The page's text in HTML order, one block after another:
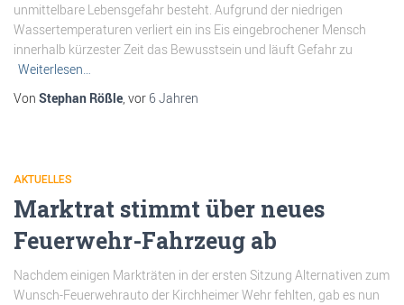
unmittelbare Lebensgefahr besteht. Aufgrund der niedrigen
Wassertemperaturen verliert ein ins Eis eingebrochener Mensch
innerhalb kürzester Zeit das Bewusstsein und läuft Gefahr zu
Weiterlesen…
Von Stephan Rößle, vor 6 Jahren
AKTUELLES
Marktrat stimmt über neues
Feuerwehr-Fahrzeug ab
Nachdem einigen Markträten in der ersten Sitzung Alternativen zum
Wunsch-Feuerwehrauto der Kirchheimer Wehr fehlten, gab es nun